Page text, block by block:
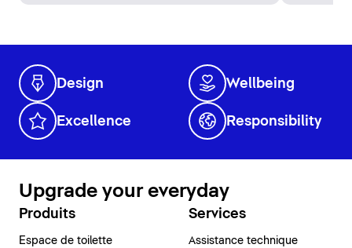
Design Wellbeing
Excellence Responsibility
Upgrade your everyday
Produits
Espace de toilette
Services
Assistance technique